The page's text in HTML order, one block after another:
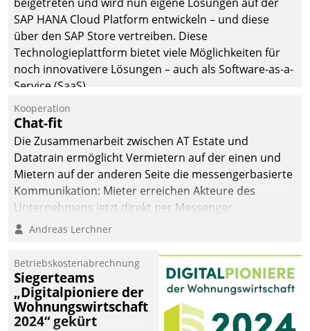
SAP HANA Cloud Platform entwickeln – und diese
über den SAP Store vertreiben. Diese
Technologieplattform bietet viele Möglichkeiten für
noch innovativere Lösungen – auch als Software-as-a-
Service (SaaS).
Kooperation
Chat-fit
Die Zusammenarbeit zwischen AT Estate und
Datatrain ermöglicht Vermietern auf der einen und
Mietern auf der anderen Seite die messengerbasierte
Kommunikation: Mieter erreichen Akteure des
Unternehmens jetzt direkt per Messenger,
Mitarbeiter oder Dienstleister empfangen oder
Andreas Lerchner
Betriebskostenabrechnung
Siegerteams
„Digitalpioniere der
Wohnungswirtschaft
2024“ gekürt